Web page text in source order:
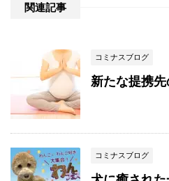
関連記事
コミナスブログ
新たな提携
コミナスブログ